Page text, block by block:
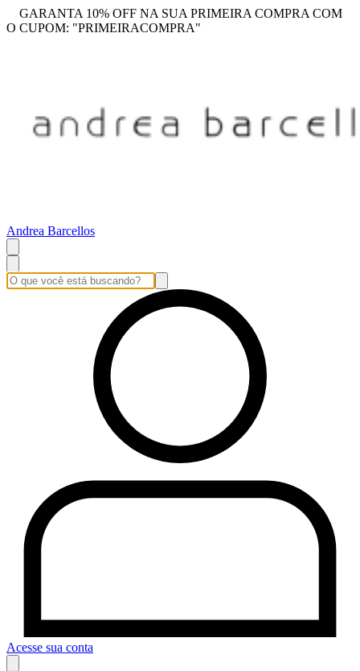
GARANTA 10% OFF NA SUA PRIMEIRA COMPRA COM
O CUPOM: "PRIMEIRACOMPRA"
Andrea Barcellos
Acesse sua conta